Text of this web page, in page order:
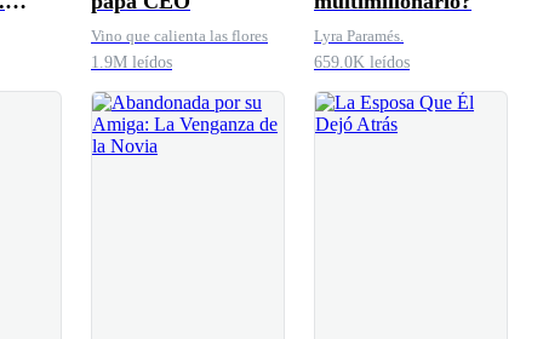
Vino que calienta las flores
1.9M leídos
Lyra Paramés.
659.0K leídos